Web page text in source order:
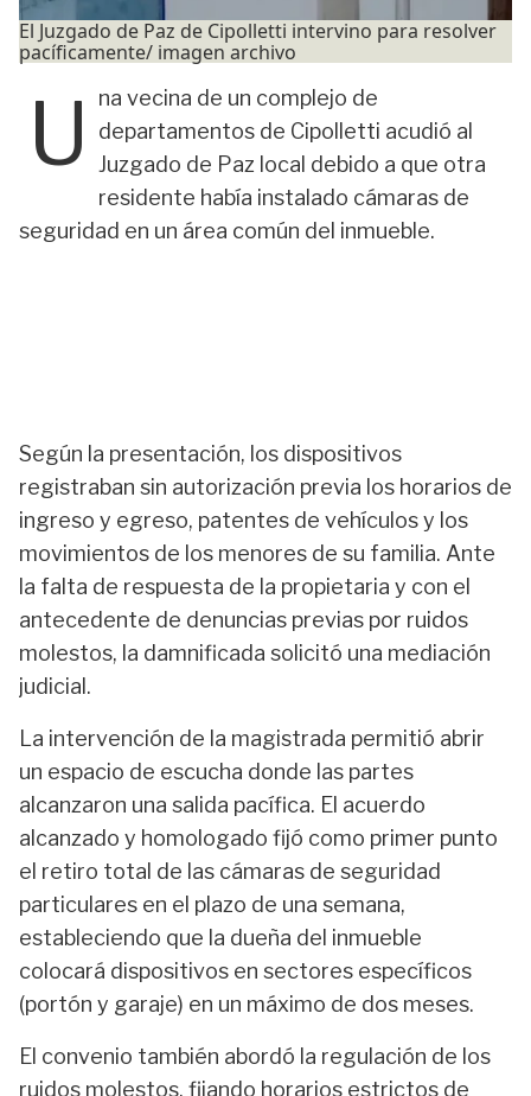
El Juzgado de Paz de Cipolletti intervino para resolver
pacíficamente/ imagen archivo
U
na vecina de un complejo de
departamentos de Cipolletti acudió al
Juzgado de Paz local debido a que otra
residente había instalado cámaras de
seguridad en un área común del inmueble.
Según la presentación, los dispositivos
registraban sin autorización previa los horarios de
ingreso y egreso, patentes de vehículos y los
movimientos de los menores de su familia. Ante
la falta de respuesta de la propietaria y con el
antecedente de denuncias previas por ruidos
molestos, la damnificada solicitó una mediación
judicial.
La intervención de la magistrada permitió abrir
un espacio de escucha donde las partes
alcanzaron una salida pacífica. El acuerdo
alcanzado y homologado fijó como primer punto
el retiro total de las cámaras de seguridad
particulares en el plazo de una semana,
estableciendo que la dueña del inmueble
colocará dispositivos en sectores específicos
(portón y garaje) en un máximo de dos meses.
El convenio también abordó la regulación de los
ruidos molestos, fijando horarios estrictos de